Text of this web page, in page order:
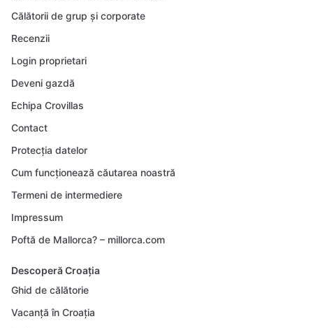
Călătorii de grup și corporate
Recenzii
Login proprietari
Deveni gazdă
Echipa Crovillas
Contact
Protecția datelor
Cum funcționează căutarea noastră
Termeni de intermediere
Impressum
Poftă de Mallorca? – millorca.com
Descoperă Croația
Ghid de călătorie
Vacanță în Croația